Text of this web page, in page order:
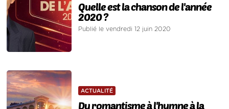
Quelle est la chanson de l'année
2020 ?
Publié le vendredi 12 juin 2020
ACTUALITÉ
Du romantisme à l'hymne à la